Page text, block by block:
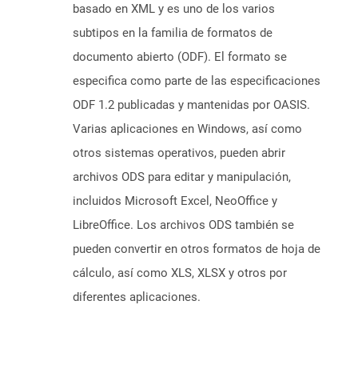
basado en XML y es uno de los varios
subtipos en la familia de formatos de
documento abierto (ODF). El formato se
especifica como parte de las especificaciones
ODF 1.2 publicadas y mantenidas por OASIS.
Varias aplicaciones en Windows, así como
otros sistemas operativos, pueden abrir
archivos ODS para editar y manipulación,
incluidos Microsoft Excel, NeoOffice y
LibreOffice. Los archivos ODS también se
pueden convertir en otros formatos de hoja de
cálculo, así como XLS, XLSX y otros por
diferentes aplicaciones.